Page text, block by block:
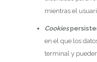
mientras el
Cookies
en el que los
terminal y